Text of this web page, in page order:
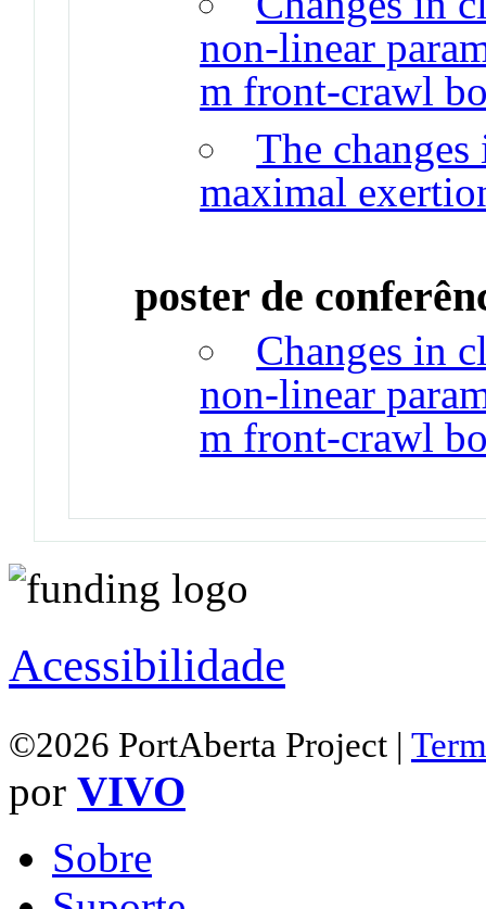
non-linear
m front-crawl
The
maximal
poster de
Changes in
non‐linear
m front‐crawl
Acessibilidade
©2026 PortAberta Project |
por VIVO
Sobre